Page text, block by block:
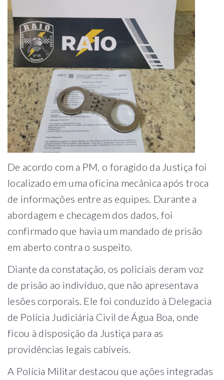
De acordo com a PM, o foragido da Justiça foi
localizado em uma oficina mecânica após troca
de informações entre as equipes. Durante a
abordagem e checagem dos dados, foi
confirmado que havia um mandado de prisão
em aberto contra o suspeito.
Diante da constatação, os policiais deram voz
de prisão ao indivíduo, que não apresentava
lesões corporais. Ele foi conduzido à Delegacia
de Polícia Judiciária Civil de Água Boa, onde
ficou à disposição da Justiça para as
providências legais cabíveis.
A Polícia Militar destacou que ações integradas